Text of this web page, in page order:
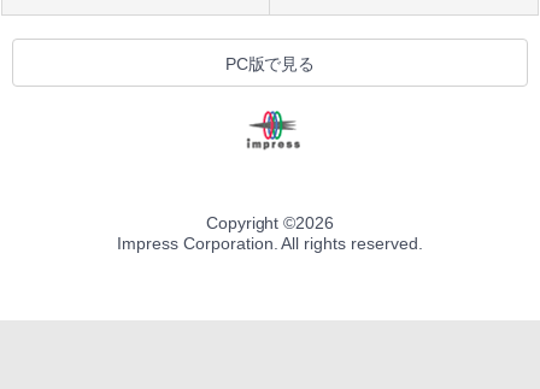
PC版で見る
Copyright ©2026
Impress Corporation. All rights reserved.